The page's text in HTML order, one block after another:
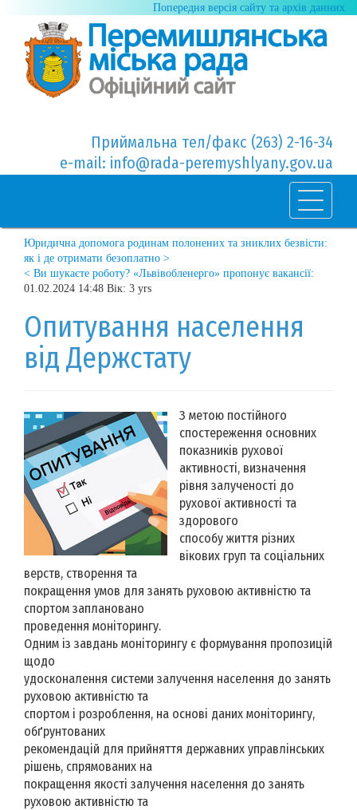
Попередня версія сайту та архів данних
Приймальна тел/факс (263) 2-16-34
e-mail: info@rada-peremyshlyany.gov.ua
Юридична допомога родинам полонених та зниклих безвісти:
як і де отримати безоплатно >
< Ви шукаєте роботу? «Львівобленерго» пропонує вакансії:
01.02.2024 14:48 Вік: 3 yrs
Опитування населення
від Держстату
З метою постійного
спостереження основних
показників рухової
активності, визначення
рівня залученості до
рухової активності та
здорового
способу життя різних
вікових груп та соціальних
верств, створення та
покращення умов для занять руховою активністю та
спортом заплановано
проведення моніторингу.
Одним із завдань моніторингу є формування пропозицій
щодо
удосконалення системи залучення населення до занять
руховою активністю та
спортом і розроблення, на основі даних моніторингу,
обґрунтованих
рекомендацій для прийняття державних управлінських
рішень, спрямованих на
покращення якості залучення населення до занять
руховою активністю та